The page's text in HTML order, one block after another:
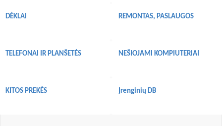
DĖKLAI REMONTAS, PASLAUGOS
TELEFONAI IR PLANŠETĖS NEŠIOJAMI KOMPIUTERIAI
KITOS PREKĖS Įrenginių DB